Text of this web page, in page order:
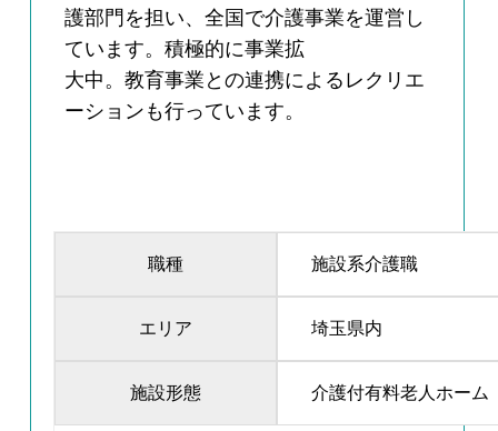
護部門を担い、全国で介護事業を運営し
ています。積極的に事業拡
大中。教育事業との連携によるレクリエ
ーションも行っています。
職種 施設系介護職
エリア 埼玉県内
施設形態 介護付有料老人ホーム